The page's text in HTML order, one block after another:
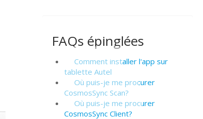
FAQs épinglées
Comment installer l'app sur
tablette Autel
Où puis-je me procurer
CosmosSync Scan?
Où puis-je me procurer
CosmosSync Client?